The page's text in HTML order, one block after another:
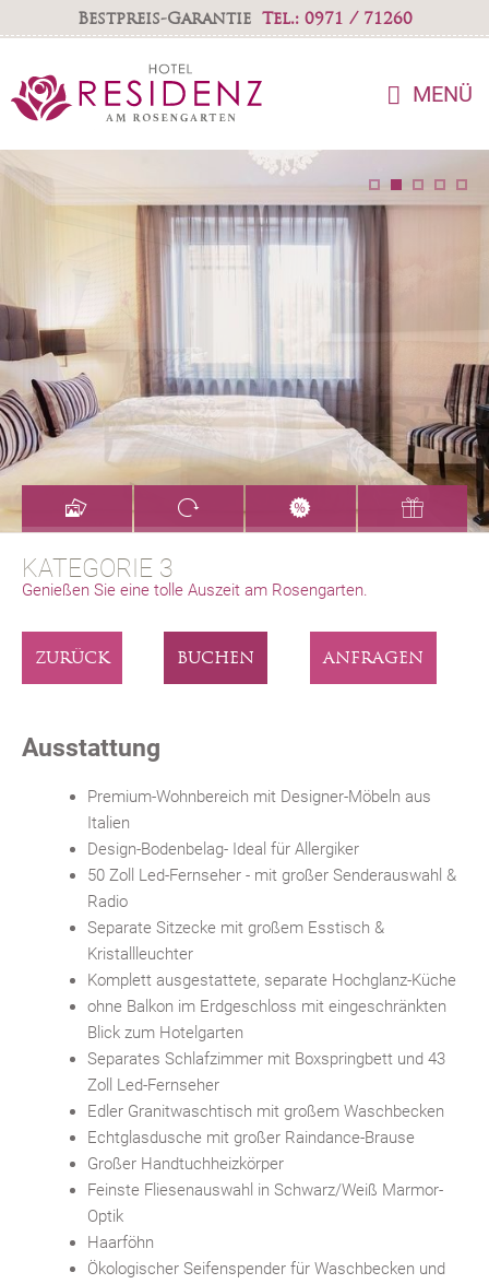
Bestpreis-Garantie Tel.: 0971 / 71260
MENÜ
KATEGORIE 3
Genießen Sie eine tolle Auszeit am Rosengarten.
ZURÜCK BUCHEN ANFRAGEN
Ausstattung
Premium-Wohnbereich mit Designer-Möbeln aus
Italien
Design-Bodenbelag- Ideal für Allergiker
50 Zoll Led-Fernseher - mit großer Senderauswahl &
Radio
Separate Sitzecke mit großem Esstisch &
Kristallleuchter
Komplett ausgestattete, separate Hochglanz-Küche
ohne Balkon im Erdgeschloss mit eingeschränkten
Blick zum Hotelgarten
Separates Schlafzimmer mit Boxspringbett und 43
Zoll Led-Fernseher
Edler Granitwaschtisch mit großem Waschbecken
Echtglasdusche mit großer Raindance-Brause
Großer Handtuchheizkörper
Feinste Fliesenauswahl in Schwarz/Weiß Marmor-
Optik
Haarföhn
Ökologischer Seifenspender für Waschbecken und